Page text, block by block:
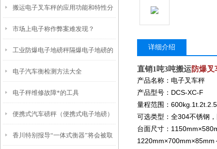
搬运电子叉车秤的应用功能和特性分
析
市场上电子称作弊案难发现？
工业防爆电子地磅秤隔爆电子地磅的
应用与标准
电子汽车衡检测方法大全
电子秤维修故障*的工具
便携式汽车磅秤（便携式电子地磅）
便携式汽车衡维修
香川特别报导“一体式衡器”将会被取
详细介绍
直销1吨3吨搬运防爆
产品名称：电子叉车秤
产品型号： DCS-XC-F
量程范围：
可选类型：全304不锈钢
台面尺寸： 1150mm
1220mm×700mm×85mm